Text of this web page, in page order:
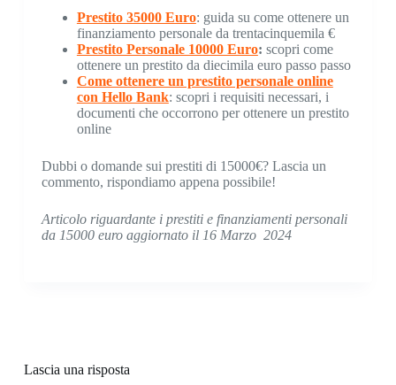
Prestito 35000 Euro: guida su come ottenere un
finanziamento personale da trentacinquemila €
Prestito Personale 10000 Euro: scopri come
ottenere un prestito da diecimila euro passo passo
Come ottenere un prestito personale online
con Hello Bank: scopri i requisiti necessari, i
documenti che occorrono per ottenere un prestito
online
Dubbi o domande sui prestiti di 15000€? Lascia un
commento, rispondiamo appena possibile!
Articolo riguardante i prestiti e finanziamenti personali
da 15000 euro aggiornato il 16 Marzo 2024
Lascia una risposta